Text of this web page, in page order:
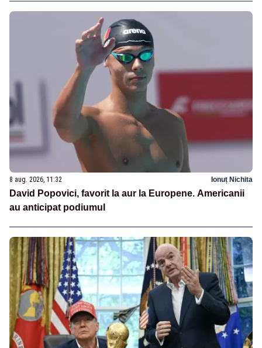
8 aug. 2026, 11:32 Ionuț Nichita
David Popovici, favorit la aur la Europene. Americanii
au anticipat podiumul